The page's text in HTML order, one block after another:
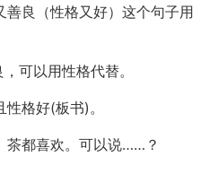
良（性格又好）这个句子用
可以用性格代替。
格好(板书)。
茶都喜欢。可以说……？